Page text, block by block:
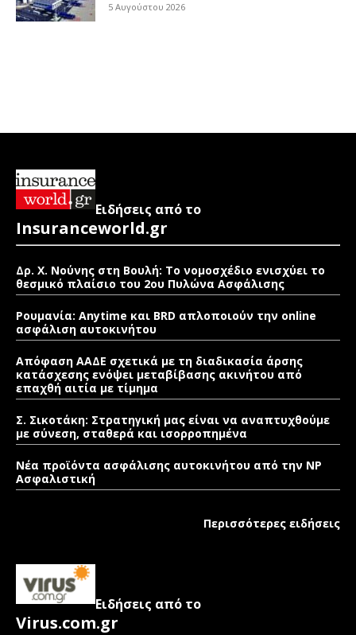
5 Αυγούστου 2026
Ειδήσεις από το
Insuranceworld.gr
Δρ. Χ. Νούνης στη Βουλή: Το νομοσχέδιο ενισχύει το
θεσμικό πλαίσιο του 2ου Πυλώνα Ασφάλισης
Ρουμανία: Anytime και BRD απλοποιούν την online
ασφάλιση αυτοκινήτου
Απόφαση ΑΑΔΕ σχετικά με τη διαδικασία άρσης
κατάσχεσης ενόψει μεταβίβασης ακινήτου από
επαχθή αιτία με τίμημα
Σ. Σικοτάκη: Στρατηγική μας είναι να αναπτυχθούμε
με σύνεση, σταθερά και ισορροπημένα
Νέα προϊόντα ασφάλισης αυτοκινήτου από την NP
Ασφαλιστική
Περισσότερες ειδήσεις
Ειδήσεις από το
Virus.com.gr